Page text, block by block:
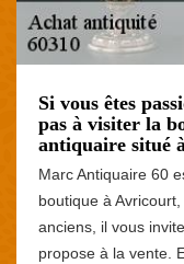
Si vous êtes
pas à visiter la
antiquaire situé
Marc Antiquaire 60
boutique à
anciens, il vous
propose à la vente.